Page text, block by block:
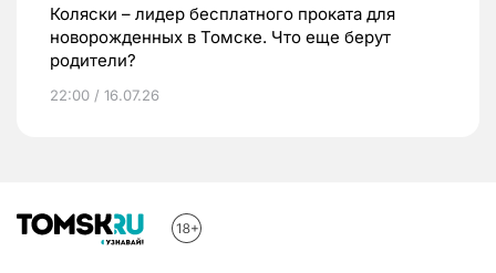
Коляски – лидер бесплатного проката для
новорожденных в Томске. Что еще берут
родители?
22:00 / 16.07.26